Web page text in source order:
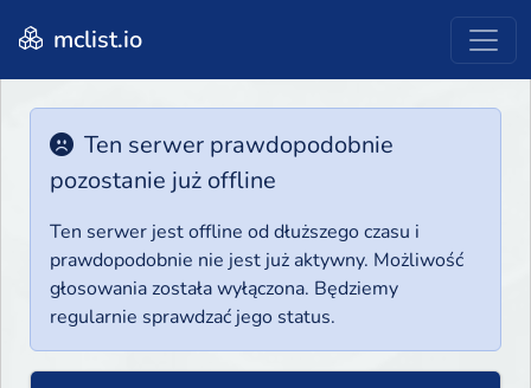
mclist.io
Ten serwer prawdopodobnie
pozostanie już offline
Ten serwer jest offline od dłuższego czasu i
prawdopodobnie nie jest już aktywny. Możliwość
głosowania została wyłączona. Będziemy
regularnie sprawdzać jego status.